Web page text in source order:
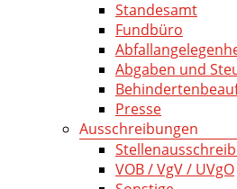
Standesamt
Fundbüro
Abgaben und
Presse
Ausschreibungen
VOB / VgV / UVgO